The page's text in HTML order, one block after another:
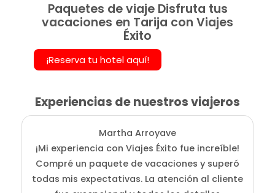
Paquetes de viaje Disfruta tus
vacaciones en Tarija con Viajes
Éxito
¡Reserva tu hotel aquí!
Experiencias de nuestros viajeros
Martha Arroyave
¡Mi experiencia con Viajes Éxito fue increíble!
Compré un paquete de vacaciones y superó
todas mis expectativas. La atención al cliente